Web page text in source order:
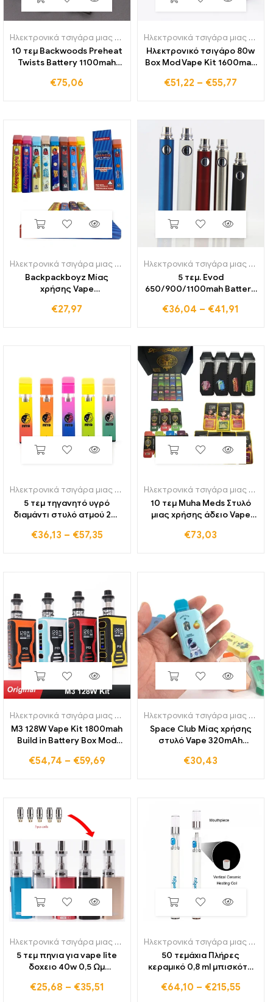
Ηλεκτρονικά τσιγάρα μιας χρήσης
10 τεμ Backwoods Preheat
Twists Battery 1100mah
μεταβλητή τάση Μπαταρία
€75,06
Ηλεκτρονικά τσιγάρα μιας χρήσης
Ηλεκτρονικό τσιγάρο 80w
Box Mod Vape Kit 1600mah
2,5 ml Δεξαμενή 0,3 Ohm
€51,22 – €55,77
Ηλεκτρονικά τσιγάρα μιας χρήσης
Backpackboyz Μίας
χρήσης Vape
μπαταρία 280mAh 1ml
€27,97
Ηλεκτρονικά τσιγάρα μιας χρήσης
5 τεμ. Evod
650/900/1100mah Battery
510 Κλωστή CE4 CE5 Zb
€36,04 – €41,91
Ηλεκτρονικά τσιγάρα μιας χρήσης
5 τεμ τηγανητό υγρό
διαμάντι στυλό ατμού 2ml
καρότσια λαδιού και
€36,13 – €57,35
Ηλεκτρονικά τσιγάρα μιας χρήσης
10 τεμ Muha Meds Στυλό
μιας χρήσης άδειο Vape
2ml Vape Cartridge
€73,03
Ηλεκτρονικά τσιγάρα μιας χρήσης
M3 128W Vape Kit 1800mah
Build in Battery Box Mod
Cigarette Kit Vaper Vape
€54,74 – €59,69
Ηλεκτρονικά τσιγάρα μιας χρήσης
Space Club Μίας χρήσης
στυλό Vape 320mAh
άδειας λοβούς κεραμικό
€30,43
Ηλεκτρονικά τσιγάρα μιας χρήσης
5 τεμ πηνια για vape lite
δοχειο 40w 0,5 Ωμ
εκκίνησης πηνία
€25,68 – €35,51
Ηλεκτρονικά τσιγάρα μιας χρήσης
50 τεμάχια Πλήρες
κεραμικό 0,8 ml μπισκότα
ατμίσματος
€64,10 – €215,55